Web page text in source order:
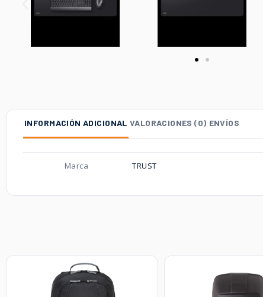
INFORMACIÓN ADICIONAL VALORACIONES (0) ENVÍOS
Marca TRUST